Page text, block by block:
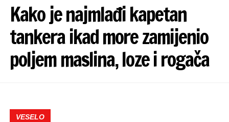
Kako je najmlađi kapetan
tankera ikad more zamijenio
poljem maslina, loze i rogača
VESELO